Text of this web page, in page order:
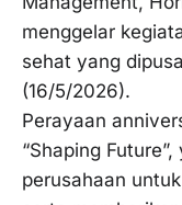
menggelar
sehat yang
(16/5/2026).
Perayaan
“Shaping
perusahaan